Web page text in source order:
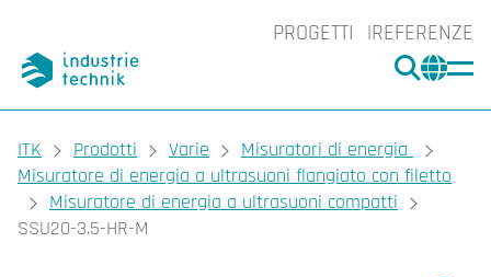
PROGETTI REFERENZE
CERCA
You are here:
ITK Prodotti Varie
Misuratori di energia
Misuratore di energia a ultrasuoni flangiato con filetto
Misuratore di energia a ultrasuoni compatti
SSU20-3.5-HR-M